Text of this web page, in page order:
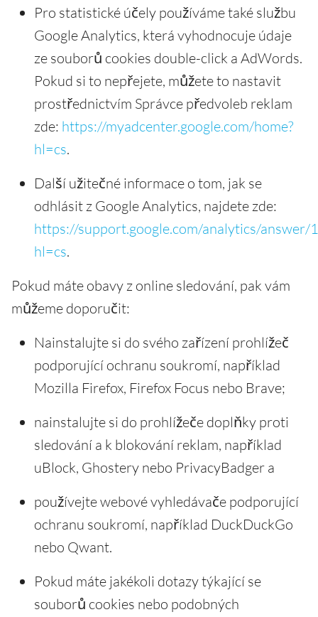
Pro statistické účely používáme také službu
Google Analytics, která vyhodnocuje údaje
ze souborů cookies double-click a AdWords.
Pokud si to nepřejete, můžete to nastavit
prostřednictvím Správce předvoleb reklam
zde: https://myadcenter.google.com/home?
hl=cs.
Další užitečné informace o tom, jak se
odhlásit z Google Analytics, najdete zde:
https://support.google.com/analytics/answer/
hl=cs.
Pokud máte obavy z online sledování, pak vám
můžeme doporučit:
Nainstalujte si do svého zařízení prohlížeč
podporující ochranu soukromí, například
Mozilla Firefox, Firefox Focus nebo Brave;
nainstalujte si do prohlížeče doplňky proti
sledování a k blokování reklam, například
uBlock, Ghostery nebo PrivacyBadger a
používejte webové vyhledávače podporující
ochranu soukromí, například DuckDuckGo
nebo Qwant.
Pokud máte jakékoli dotazy týkající se
souborů cookies nebo podobných